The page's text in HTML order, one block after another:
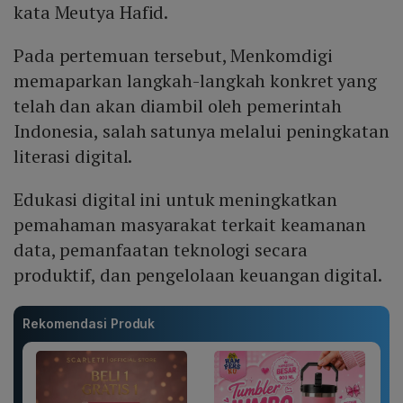
kata Meutya Hafid.
Pada pertemuan tersebut, Menkomdigi
memaparkan langkah-langkah konkret yang
telah dan akan diambil oleh pemerintah
Indonesia, salah satunya melalui peningkatan
literasi digital.
Edukasi digital ini untuk meningkatkan
pemahaman masyarakat terkait keamanan
data, pemanfaatan teknologi secara
produktif, dan pengelolaan keuangan digital.
Rekomendasi Produk